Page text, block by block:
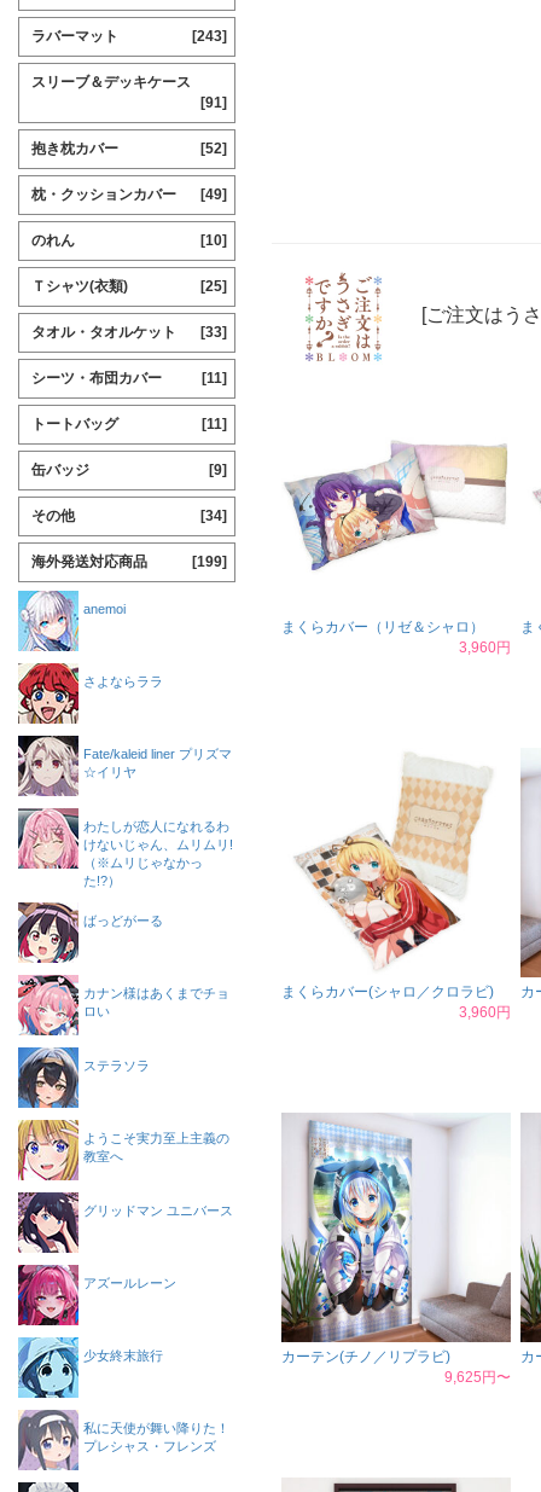
[ご注文はう
まくらカバー（リゼ＆シャロ）
3,960円
ま
まくらカバー(シャロ／クロラビ)
3,960円
カ
カーテン(チノ／リプラビ)
9,625円〜
カ
ラバーマット [243]
スリーブ＆デッキケース
[91]
抱き枕カバー [52]
枕・クッションカバー [49]
のれん [10]
Ｔシャツ(衣類) [25]
タオル・タオルケット [33]
シーツ・布団カバー [11]
トートバッグ [11]
缶バッジ [9]
その他 [34]
海外発送対応商品 [199]
anemoi
さよならララ
Fate/kaleid liner プリズマ
☆イリヤ
わたしが恋人になれるわ
けないじゃん、ムリムリ!
（※ムリじゃなかっ
た!?）
ばっどがーる
カナン様はあくまでチョ
ロい
ステラソラ
ようこそ実力至上主義の
教室へ
グリッドマン ユニバース
アズールレーン
少女終末旅行
私に天使が舞い降りた！
プレシャス・フレンズ